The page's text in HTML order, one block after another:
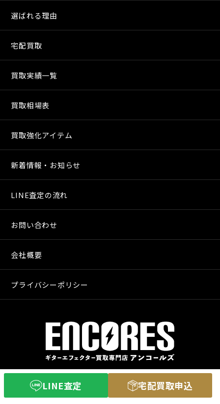
LINE査定 宅配買取申込
選ばれる理由
宅配買取
買取実績一覧
買取相場表
買取強化アイテム
新着情報・お知らせ
LINE査定の流れ
お問い合わせ
会社概要
プライバシーポリシー
〒640-8255
和歌山市和歌山市舟津町３丁目３
営業時間 11：00〜20：00